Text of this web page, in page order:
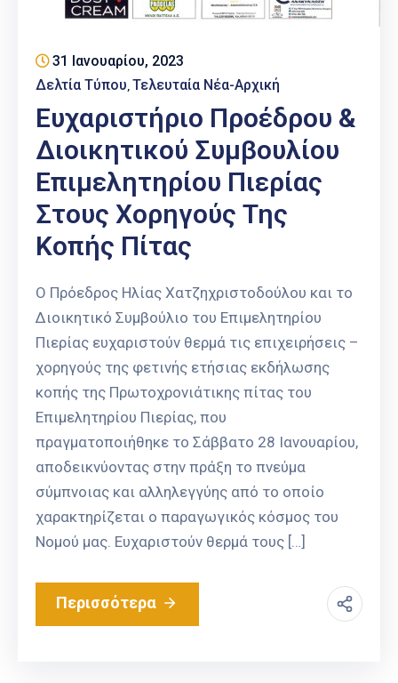
Επαγγελμάτων
ΕΒΕΠ-
Πιερία
31 Ιανουαρίου, 2023
Δελτία Τύπου Τελευταία Νέα-Αρχική
Ευχαριστήριο Προέδρου &
Διοικητικού Συμβουλίου
Επιμελητηρίου Πιερίας
Στους Χορηγούς Της
Κοπής Πίτας
Ο Πρόεδρος Ηλίας Χατζηχριστοδούλου και το
Διοικητικό Συμβούλιο του Επιμελητηρίου
Πιερίας ευχαριστούν θερμά τις επιχειρήσεις –
χορηγούς της φετινής ετήσιας εκδήλωσης
κοπής της Πρωτοχρονιάτικης πίτας του
Επιμελητηρίου Πιερίας, που
πραγματοποιήθηκε το Σάββατο 28 Ιανουαρίου,
αποδεικνύοντας στην πράξη το πνεύμα
σύμπνοιας και αλληλεγγύης από το οποίο
χαρακτηρίζεται ο παραγωγικός κόσμος του
Νομού μας. Ευχαριστούν θερμά τους […]
Περισσότερα